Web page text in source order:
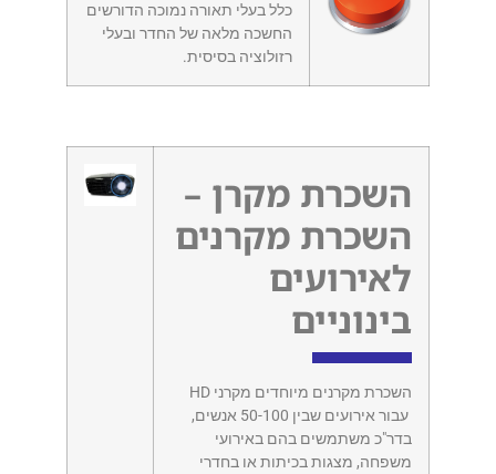
כלל בעלי תאורה נמוכה הדורשים
החשכה מלאה של החדר ובעלי
רזולוציה בסיסית.
השכרת מקרן –
השכרת מקרנים
לאירועים
בינוניים
השכרת מקרנים מיוחדים מקרני HD
עבור אירועים שבין 50-100 אנשים,
בדר"כ משתמשים בהם באירועי
משפחה, מצגות בכיתות או בחדרי